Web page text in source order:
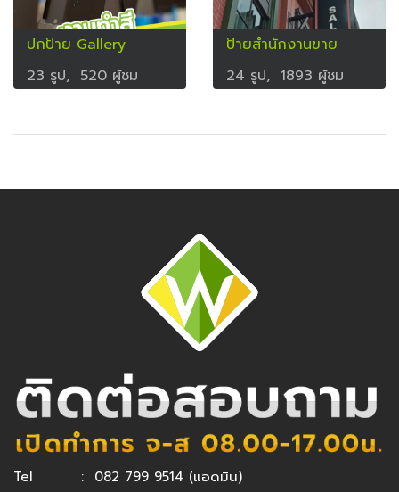
ปกป้าย Gallery
23 รูป, 520 ผู้ชม
ป้ายสำนักงานขาย
24 รูป, 1893 ผู้ชม
Tel : 082 799 9514 (แอดมิน)